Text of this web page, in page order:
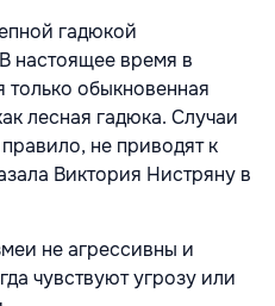
гадюкой
настоящее время в
только обыкновенная
лесная гадюка. Случаи
не приводят к
Виктория Нистряну в
не агрессивны и
чувствуют угрозу или